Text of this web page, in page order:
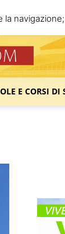
E CORSI DI